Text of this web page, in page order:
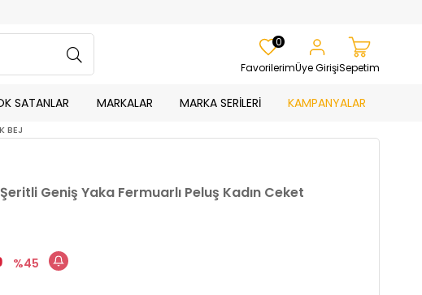
Favorilerim
0
Üye GirişiSepetim
SATANLAR MARKALAR MARKA SERİLERİ KAMPANYALAR
BEJ
Geniş Yaka Fermuarlı Peluş Kadın Ceket
45